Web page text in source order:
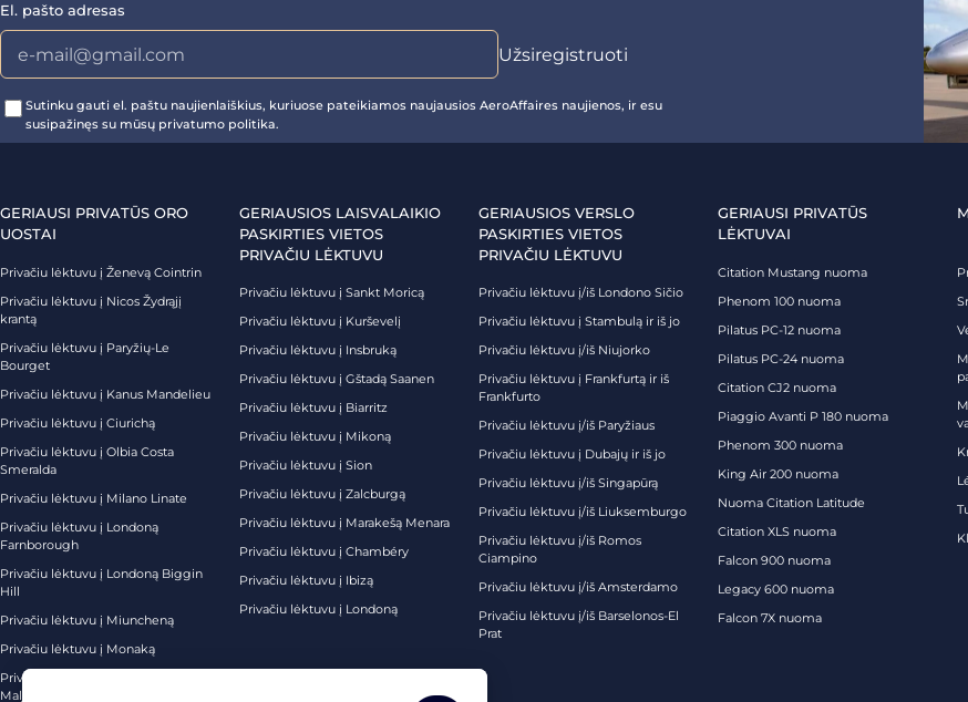
El. pašto adresas
Sutinku gauti el. paštu naujienlaiškius, kuriuose pateikiamos naujausios AeroAffaires naujienos, ir esu
susipažinęs su mūsų privatumo politika.
GERIAUSI PRIVATŪS ORO
UOSTAI
Privačiu lėktuvu į Ženevą Cointrin
Privačiu lėktuvu į Nicos Žydrąjį
krantą
Privačiu lėktuvu į Paryžių-Le
Bourget
Privačiu lėktuvu į Kanus Mandelieu
Privačiu lėktuvu į Ciurichą
Privačiu lėktuvu į Olbia Costa
Smeralda
Privačiu lėktuvu į Milano Linate
Privačiu lėktuvu į Londoną
Farnborough
Privačiu lėktuvu į Londoną Biggin
Hill
Privačiu lėktuvu į Miuncheną
Privačiu lėktuvu į Monaką
Privačiu lėktuvu į Palma de
Maljorką
GERIAUSIOS LAISVALAIKIO
PASKIRTIES VIETOS
PRIVAČIU LĖKTUVU
Privačiu lėktuvu į Sankt Moricą
Privačiu lėktuvu į Kurševelį
Privačiu lėktuvu į Insbruką
Privačiu lėktuvu į Gštadą Saanen
Privačiu lėktuvu į Biarritz
Privačiu lėktuvu į Mikoną
Privačiu lėktuvu į Sion
Privačiu lėktuvu į Zalcburgą
Privačiu lėktuvu į Marakešą Menara
Privačiu lėktuvu į Chambéry
Privačiu lėktuvu į Ibizą
Privačiu lėktuvu į Londoną
GERIAUSIOS VERSLO
PASKIRTIES VIETOS
PRIVAČIU LĖKTUVU
Privačiu lėktuvu į/iš Londono Sičio
Privačiu lėktuvu į Stambulą ir iš jo
Privačiu lėktuvu į/iš Niujorko
Privačiu lėktuvu į Frankfurtą ir iš
Frankfurto
Privačiu lėktuvu į/iš Paryžiaus
Privačiu lėktuvu į Dubajų ir iš jo
Privačiu lėktuvu į/iš Singapūrą
Privačiu lėktuvu į/iš Liuksemburgo
Privačiu lėktuvu į/iš Romos
Ciampino
Privačiu lėktuvu į/iš Amsterdamo
Privačiu lėktuvu į/iš Barselonos-El
Prat
GERIAUSI PRIVATŪS
LĖKTUVAI
Citation Mustang nuoma
Phenom 100 nuoma
Pilatus PC-12 nuoma
Pilatus PC-24 nuoma
Citation CJ2 nuoma
Piaggio Avanti P 180 nuoma
Phenom 300 nuoma
King Air 200 nuoma
Nuoma Citation Latitude
Citation XLS nuoma
Falcon 900 nuoma
Legacy 600 nuoma
Falcon 7X nuoma